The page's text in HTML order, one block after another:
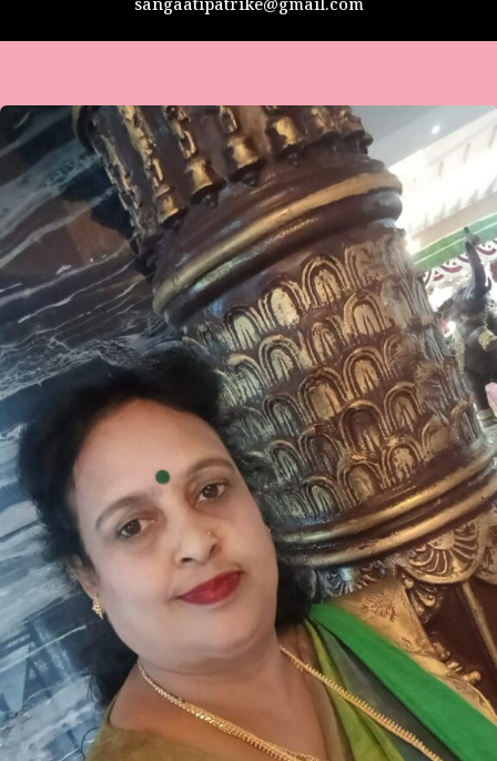
sangaatipatrike@gmail.com
ಡಾ.ಲತಾ
ಎ.
ಆರ್.
ಬಾಳೆಹೊನ್ನೂರು
ಕವಿತೆ
“ಸವಿಗಾನ”